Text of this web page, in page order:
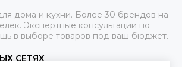
дома и кухни. Более 30 брендов на
Экспертные консультации по
в выборе товаров под ваш бюджет.
СЕТЯХ